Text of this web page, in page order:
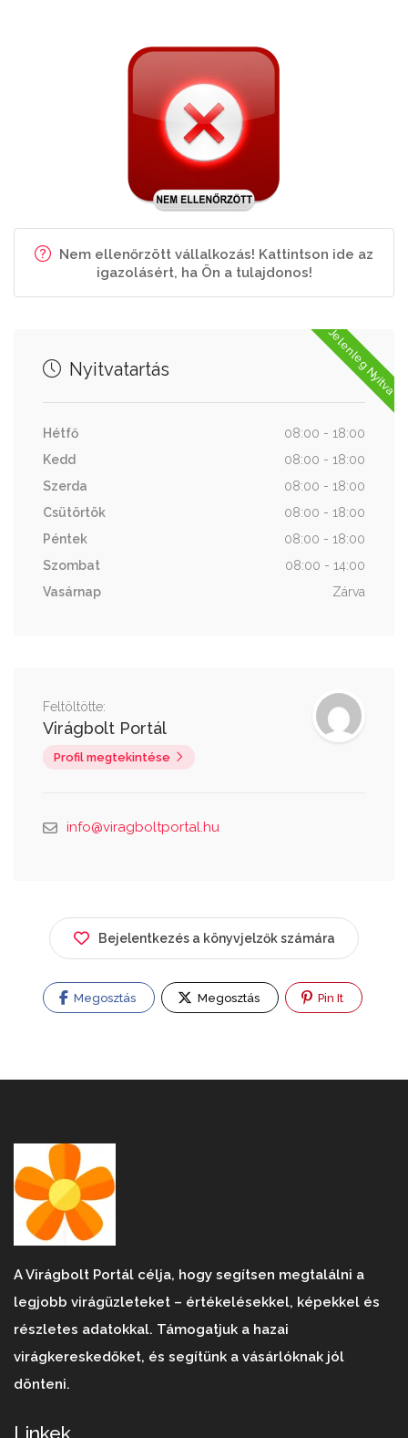
Nem ellenőrzött vállalkozás! Kattintson ide az
igazolásért, ha Ön a tulajdonos!
Jelenleg Nyitva
Nyitvatartás
Hétfő
08:00 - 18:00
Kedd
08:00 - 18:00
Szerda
08:00 - 18:00
Csütörtök
08:00 - 18:00
Péntek
08:00 - 18:00
Szombat
08:00 - 14:00
Vasárnap
Zárva
Feltöltötte:
Virágbolt Portál
Profil megtekintése
info@viragboltportal.hu
Bejelentkezés a könyvjelzők számára
Megosztás Megosztás Pin It
A Virágbolt Portál célja, hogy segítsen megtalálni a
legjobb virágüzleteket – értékelésekkel, képekkel és
részletes adatokkal. Támogatjuk a hazai
virágkereskedőket, és segítünk a vásárlóknak jól
dönteni.
Linkek